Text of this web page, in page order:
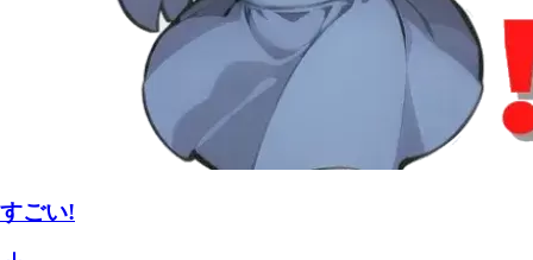
すごい!